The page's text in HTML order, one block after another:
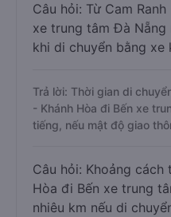
Câu hỏi: Từ Cam
xe trung tâm Đà Nẵng
khi di chuyển bằng xe
Trả lời: Thời gian di
- Khánh Hòa đi Bến xe
tiếng, nếu mật độ giao
Câu hỏi: Khoảng cách
Hòa đi Bến xe trung
nhiêu km nếu di